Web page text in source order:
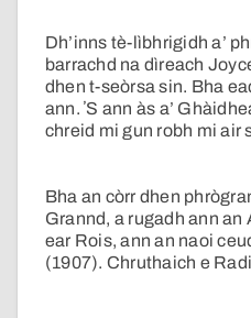
Dh’inns tè-lìbhrigidh a’
barrachd na dìreach
dhen t-seòrsa sin. Bha
ann. ʼS ann às a’
chreid mi gun robh mi air
Bha an còrr dhen
Grannd, a rugadh ann an
ear Rois, ann an naoi
(1907). Chruthaich e